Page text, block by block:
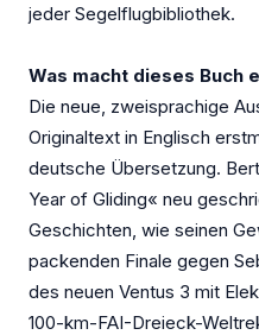
jeder Segelflugbibliothek.
Was macht dieses Buch
Die neue, zweisprachige
Originaltext in Englisch
deutsche Übersetzung.
Year of Gliding« neu
Geschichten, wie seinen
packenden Finale gegen
des neuen Ventus 3 mit
100-km-FAI-Dreieck-